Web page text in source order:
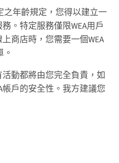
年齡規定，您得以建立一
。特定服務僅限WEA用戶
商店時，您需要一個WEA
動都將由您完全負責，如
戶的安全性。我方建議您